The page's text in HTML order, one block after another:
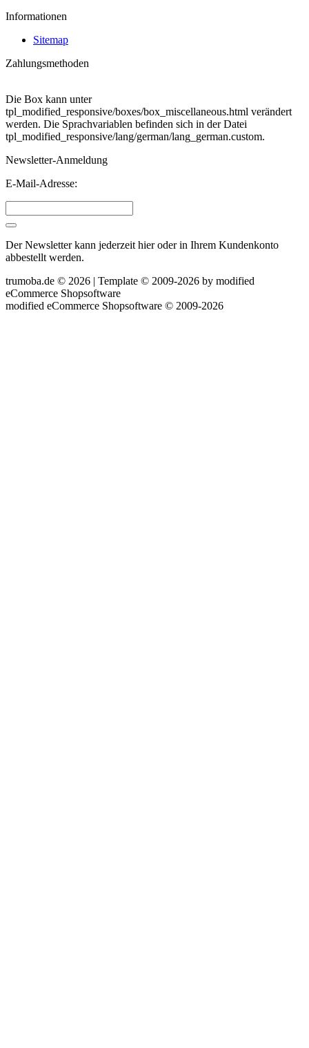
Informationen
Sitemap
Zahlungsmethoden
Die Box kann unter
tpl_modified_responsive/boxes/box_miscellaneous.html verändert
werden. Die Sprachvariablen befinden sich in der Datei
tpl_modified_responsive/lang/german/lang_german.custom.
Newsletter-Anmeldung
E-Mail-Adresse:
Der Newsletter kann jederzeit hier oder in Ihrem Kundenkonto
abbestellt werden.
trumoba.de © 2026 | Template © 2009-2026 by modified
eCommerce Shopsoftware
modified eCommerce Shopsoftware © 2009-2026